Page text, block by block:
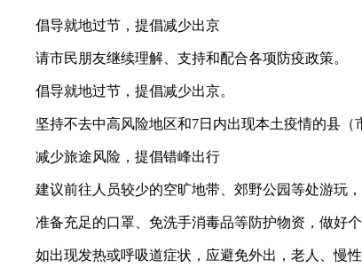
倡导就地过节，提倡减少出京
请市民朋友继续理解、支持和配合各项防疫政策。
倡导就地过节，提倡减少出京。
坚持不去中高风险地区和7日内出现本土疫情的县（
减少旅途风险，提倡错峰出行
建议前往人员较少的空旷地带、郊野公园等处游玩
准备充足的口罩、免洗手消毒品等防护物资，做好个
如出现发热或呼吸道症状，应避免外出，老人、慢